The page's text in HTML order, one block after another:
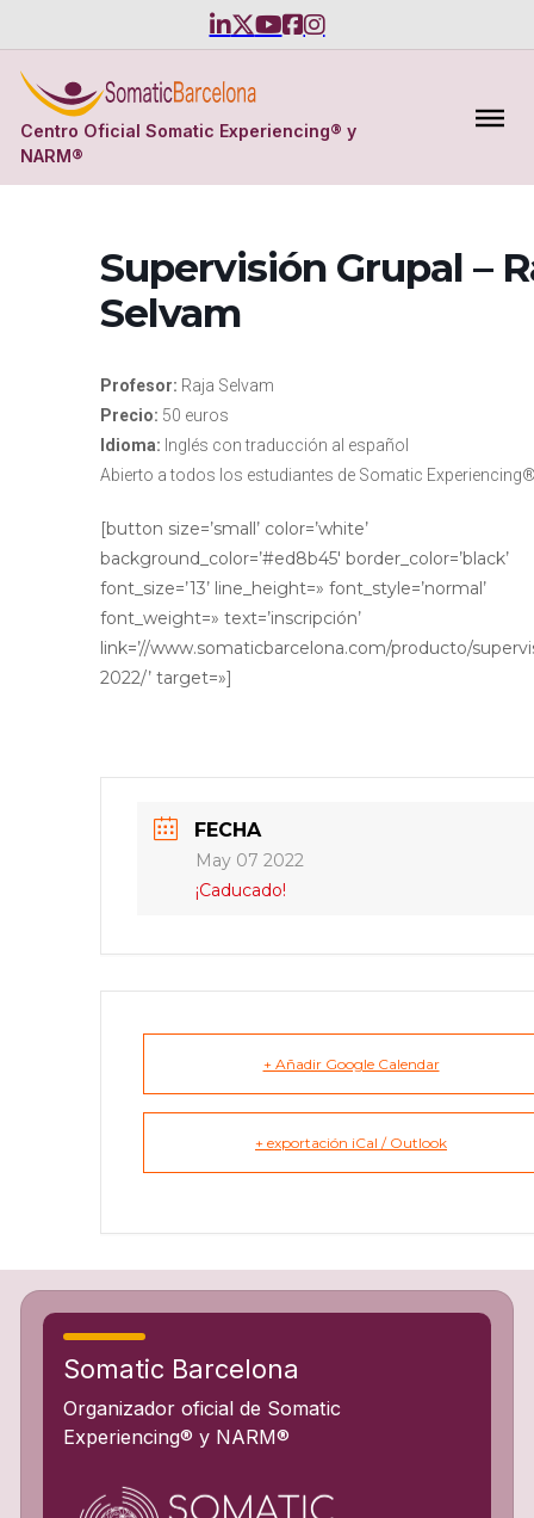
Centro Oficial Somatic Experiencing® y
NARM®
Supervisión Grupal –
Selvam
Profesor: Raja Selvam
Precio: 50 euros
Idioma: Inglés con traducción al español
Abierto a todos los estudiantes de Somatic
[button size=’small’ color=’white’
background_color=’#ed8b45′ border_color=’black’
font_size=’13’ line_height=» font_style=’normal’
font_weight=» text=’inscripción’
link=’//www.somaticbarcelona.com/producto/
2022/’ target=»]
FECHA
May 07 2022
¡Caducado!
+ Añadir Google Calendar
+ exportación iCal / Outlook
Somatic Barcelona
Organizador oficial de Somatic
Experiencing® y NARM®